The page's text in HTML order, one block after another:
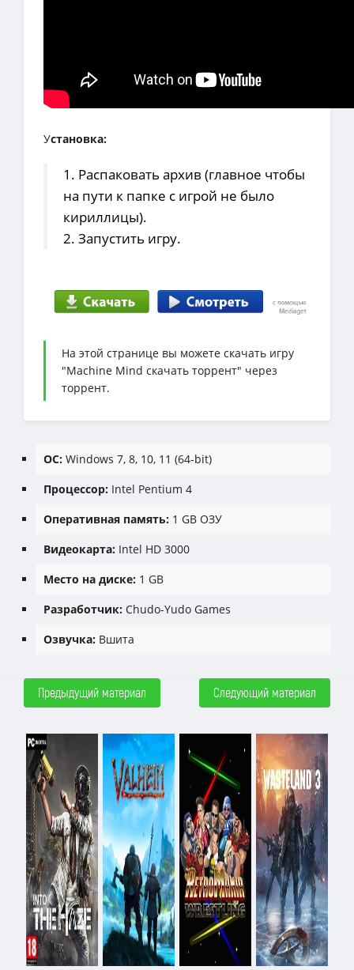
Установка:
1. Распаковать архив (главное чтобы
на пути к папке с игрой не было
кириллицы).
2. Запустить игру.
На этой странице вы можете скачать игру
"Machine Mind скачать торрент" через
торрент.
ОС: Windows 7, 8, 10, 11 (64-bit)
Процессор: Intel Pentium 4
Оперативная память: 1 GB ОЗУ
Видеокарта: Intel HD 3000
Место на диске: 1 GB
Разработчик: Chudo-Yudo Games
Озвучка: Вшита
Предыдущий материал Следующий материал